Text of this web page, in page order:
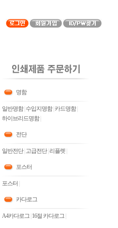
명함
일반명함| 수입지명함| 카드명함|
하이브리드명함|
전단
일반전단| 고급전단| 리플렛
포스터
포스터
카다로그
A4카다로그 16절 카다로그